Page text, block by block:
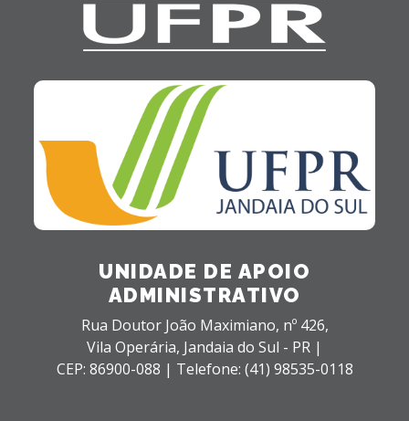
UNIDADE DE APOIO
ADMINISTRATIVO
Rua Doutor João Maximiano, nº 426,
Vila Operária, Jandaia do Sul - PR |
CEP: 86900-088 | Telefone: (41) 98535-0118